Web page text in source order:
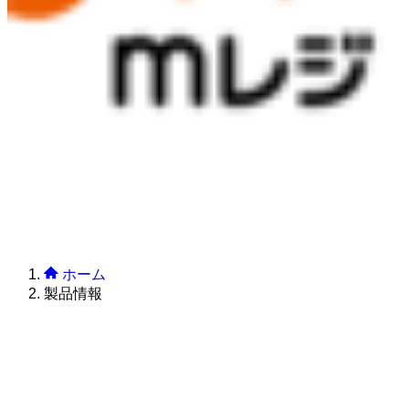
ホーム
製品情報